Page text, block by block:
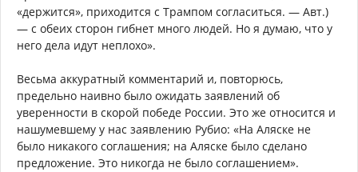
«держится», приходится с Трампом согласиться. — Авт.)
— с обеих сторон гибнет много людей. Но я думаю, что у
него дела идут неплохо».
Весьма аккуратный комментарий и, повторюсь,
предельно наивно было ожидать заявлений об
уверенности в скорой победе России. Это же относится и
нашумевшему у нас заявлению Рубио: «На Аляске не
было никакого соглашения; на Аляске было сделано
предложение. Это никогда не было соглашением».